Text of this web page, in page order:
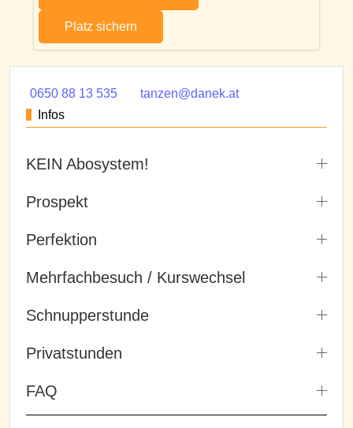
Platz sichern
0650 88 13 535
tanzen@danek.at
Infos
KEIN Abosystem!
Prospekt
Perfektion
Mehrfachbesuch / Kurswechsel
Schnupperstunde
Privatstunden
FAQ